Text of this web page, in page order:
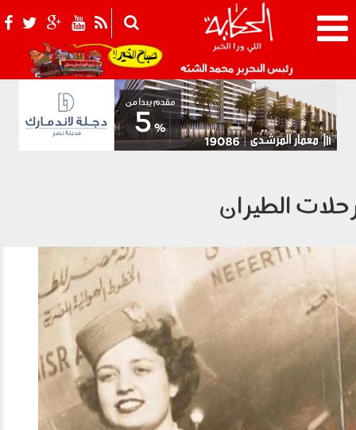
رئيس التحرير محمد الشبّه 021_2.png
الطيران
0108004.jpg